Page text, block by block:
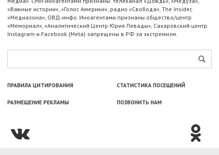
«Важные истории», «Голос Америки», радио «Свобода», The Insider,
«Медиазона», ОВД-инфо. Иноагентами признаны общество/центр
«Мемориал», «Аналитический Центр Юрия Левады», Сахаровский центр.
Instagram и Facebook (Metа) запрещены в РФ за экстремизм.
ПРАВИЛА ЦИТИРОВАНИЯ СТАТИСТИКА ПОСЕЩЕНИЙ
РАЗМЕЩЕНИЕ РЕКЛАМЫ ПОЗВОНИТЬ НАМ